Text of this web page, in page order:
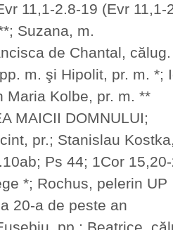
11,1-2.8-19 (Evr
Suzana, m.
de Chantal,
m. şi Hipolit, pr. m. *;
Maria Kolbe, pr. m. **
MAICII DOMNULUI;
pr.; Stanislau
Ps 44; 1Cor
*; Rochus, pelerin UP
20-a de peste an